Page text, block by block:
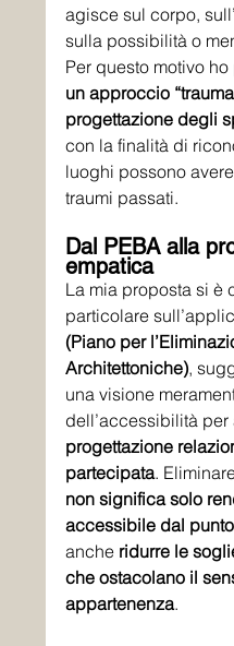
agisce sul corpo,
sulla possibilità o
Per questo motivo
un approccio
progettazione degli
con la finalità di
luoghi possono
traumi passati.
Dal PEBA alla
empatica
La mia proposta si è
particolare
(Piano per
Architettoniche),
una visione
dell’accessibilità per
progettazione
partecipata.
non significa solo
accessibile dal
anche ridurre le
che ostacolano il
appartenenza.